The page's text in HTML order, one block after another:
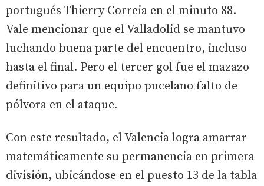
portugués Thierry Correia en el minuto 88.
Vale mencionar que el Valladolid se mantuvo
luchando buena parte del encuentro, incluso
hasta el final. Pero el tercer gol fue el mazazo
definitivo para un equipo pucelano falto de
pólvora en el ataque.
Con este resultado, el Valencia logra amarrar
matemáticamente su permanencia en primera
división, ubicándose en el puesto 13 de la tabla